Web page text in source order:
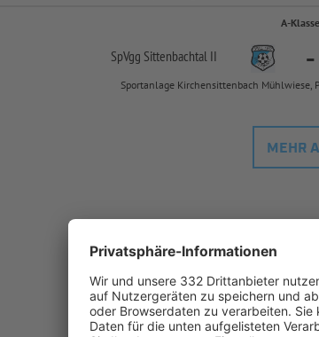
A-
SpVgg Sittenbachtal II -
Sportanlage Kirchensittenbach
MEHR